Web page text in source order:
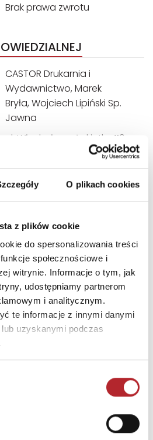
O plikach cookies
z plików cookie
do spersonalizowania treści
społecznościowe i
witrynie. Informacje o tym, jak
udostępniamy partnerom
i analitycznym.
te informacje z innymi danymi
uzyskanymi podczas
Brak prawa zwrotu
CASTOR Drukarnia i
Wydawnictwo, Marek
Bryła, Wojciech Lipiński Sp.
Jawna
ul. Władysława Łokietka 119
Kraków
castor@castor.pl